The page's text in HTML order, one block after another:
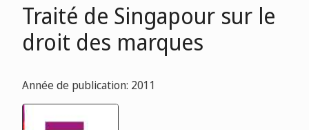
Traité de Singapour sur le
droit des marques
Année de publication: 2011